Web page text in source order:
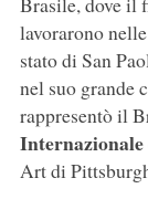
lavorarono
stato di San
nel suo grande
rappresentò il
Art di